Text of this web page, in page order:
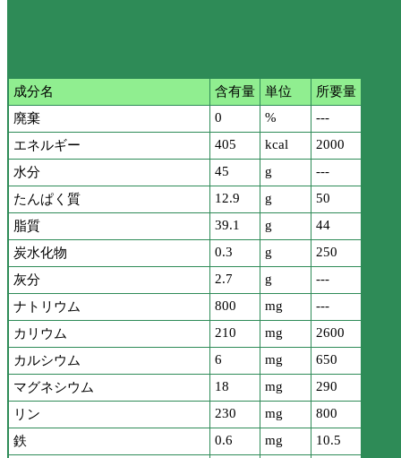
成分名 含有量 単位
所要量
廃棄
0 %
---
エネルギー
405 kcal
2000
水分
45 g
---
たんぱく質
12.9 g
50
脂質
39.1 g
44
炭水化物
0.3 g
250
灰分
2.7 g
---
ナトリウム
800 mg
---
カリウム
210 mg
2600
カルシウム
6 mg
650
マグネシウム
18 mg
290
リン
230 mg
800
鉄
0.6 mg
10.5